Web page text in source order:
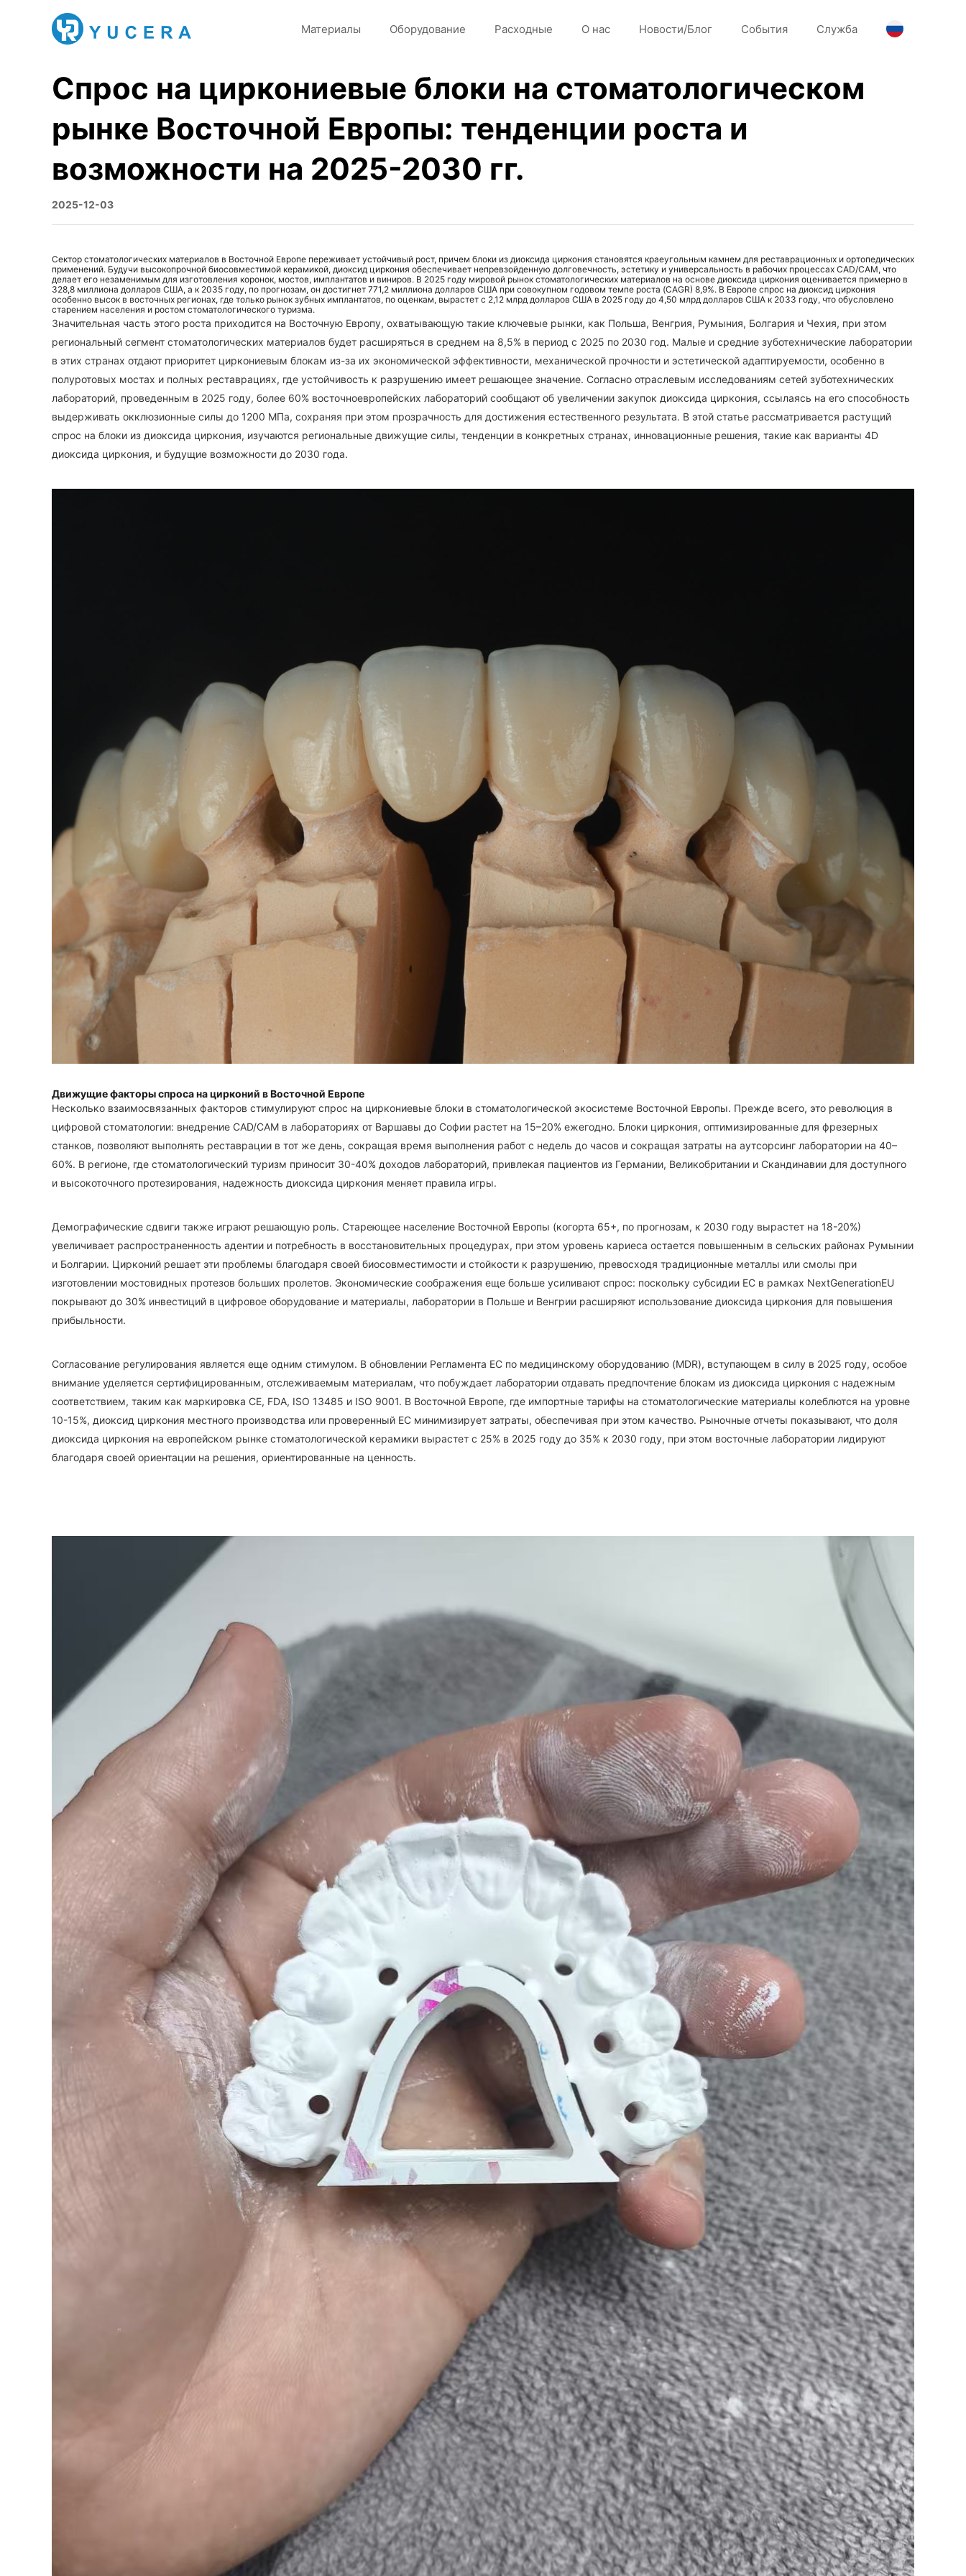
Материалы Оборудование Расходные О нас Новости/Блог События Служба
Спрос на циркониевые блоки на стоматологическом
рынке Восточной Европы: тенденции роста и
возможности на 2025-2030 гг.
2025-12-03
Сектор стоматологических материалов в Восточной Европе переживает устойчивый рост, причем блоки из диоксида циркония становятся краеугольным камнем для реставрационных и ортопедических
применений. Будучи высокопрочной биосовместимой керамикой, диоксид циркония обеспечивает непревзойденную долговечность, эстетику и универсальность в рабочих процессах CAD/CAM, что
делает его незаменимым для изготовления коронок, мостов, имплантатов и виниров. В 2025 году мировой рынок стоматологических материалов на основе диоксида циркония оценивается примерно в
328,8 миллиона долларов США, а к 2035 году, по прогнозам, он достигнет 771,2 миллиона долларов США при совокупном годовом темпе роста (CAGR) 8,9%. В Европе спрос на диоксид циркония
особенно высок в восточных регионах, где только рынок зубных имплантатов, по оценкам, вырастет с 2,12 млрд долларов США в 2025 году до 4,50 млрд долларов США к 2033 году, что обусловлено
старением населения и ростом стоматологического туризма.
Значительная часть этого роста приходится на Восточную Европу, охватывающую такие ключевые рынки, как Польша, Венгрия, Румыния, Болгария и Чехия, при этом
региональный сегмент стоматологических материалов будет расширяться в среднем на 8,5% в период с 2025 по 2030 год. Малые и средние зуботехнические лаборатории
в этих странах отдают приоритет циркониевым блокам из-за их экономической эффективности, механической прочности и эстетической адаптируемости, особенно в
полуротовых мостах и ​​полных реставрациях, где устойчивость к разрушению имеет решающее значение. Согласно отраслевым исследованиям сетей зуботехнических
лабораторий, проведенным в 2025 году, более 60% восточноевропейских лабораторий сообщают об увеличении закупок диоксида циркония, ссылаясь на его способность
выдерживать окклюзионные силы до 1200 МПа, сохраняя при этом прозрачность для достижения естественного результата. В этой статье рассматривается растущий
спрос на блоки из диоксида циркония, изучаются региональные движущие силы, тенденции в конкретных странах, инновационные решения, такие как варианты 4D
диоксида циркония, и будущие возможности до 2030 года.
Движущие факторы спроса на цирконий в Восточной Европе
Несколько взаимосвязанных факторов стимулируют спрос на циркониевые блоки в стоматологической экосистеме Восточной Европы. Прежде всего, это революция в
цифровой стоматологии: внедрение CAD/CAM в лабораториях от Варшавы до Софии растет на 15–20% ежегодно. Блоки циркония, оптимизированные для фрезерных
станков, позволяют выполнять реставрации в тот же день, сокращая время выполнения работ с недель до часов и сокращая затраты на аутсорсинг лаборатории на 40–
60%. В регионе, где стоматологический туризм приносит 30-40% доходов лабораторий, привлекая пациентов из Германии, Великобритании и Скандинавии для доступного
и высокоточного протезирования, надежность диоксида циркония меняет правила игры.
Демографические сдвиги также играют решающую роль. Стареющее население Восточной Европы (когорта 65+, по прогнозам, к 2030 году вырастет на 18-20%)
увеличивает распространенность адентии и потребность в восстановительных процедурах, при этом уровень кариеса остается повышенным в сельских районах Румынии
и Болгарии. Цирконий решает эти проблемы благодаря своей биосовместимости и стойкости к разрушению, превосходя традиционные металлы или смолы при
изготовлении мостовидных протезов больших пролетов. Экономические соображения еще больше усиливают спрос: поскольку субсидии ЕС в рамках NextGenerationEU
покрывают до 30% инвестиций в цифровое оборудование и материалы, лаборатории в Польше и Венгрии расширяют использование диоксида циркония для повышения
прибыльности.
Согласование регулирования является еще одним стимулом. В обновлении Регламента ЕС по медицинскому оборудованию (MDR), вступающем в силу в 2025 году, особое
внимание уделяется сертифицированным, отслеживаемым материалам, что побуждает лаборатории отдавать предпочтение блокам из диоксида циркония с надежным
соответствием, таким как маркировка CE, FDA, ISO 13485 и ISO 9001. В Восточной Европе, где импортные тарифы на стоматологические материалы колеблются на уровне
10-15%, диоксид циркония местного производства или проверенный ЕС минимизирует затраты, обеспечивая при этом качество. Рыночные отчеты показывают, что доля
диоксида циркония на европейском рынке стоматологической керамики вырастет с 25% в 2025 году до 35% к 2030 году, при этом восточные лаборатории лидируют
благодаря своей ориентации на решения, ориентированные на ценность.